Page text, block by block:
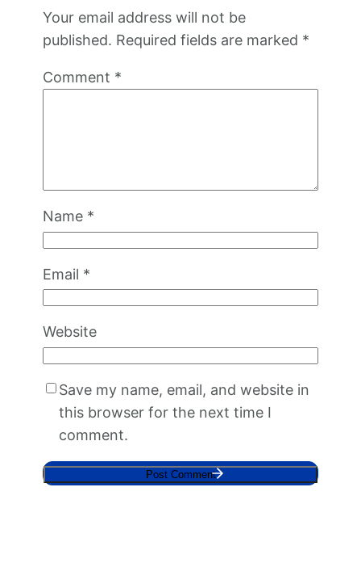
Your email address will not be
published. Required fields are marked *
Comment *
Name *
Email *
Website
Save my name, email, and website in
this browser for the next time I
comment.